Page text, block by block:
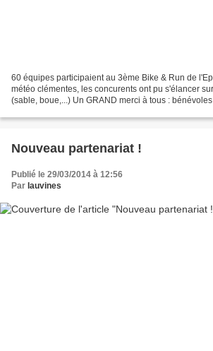
60 équipes participaient au 3ème Bike & Run de
météo clémentes, les concurents ont pu s'élancer
(sable, boue,...) Un GRAND merci à tous : bénévoles
Nouveau partenariat !
Publié le 29/03/2014 à 12:56
Par lauvines